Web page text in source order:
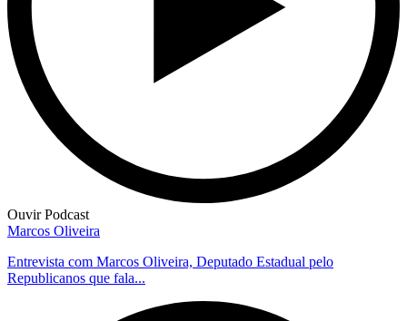
Ouvir Podcast
Marcos Oliveira
Entrevista com Marcos Oliveira, Deputado Estadual pelo
Republicanos que fala...